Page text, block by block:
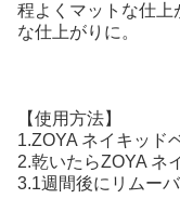
程よくマットな仕上
な仕上がりに。
【使用方法】
1.ZOYA ネイキッド
2.乾いたらZOYA ネ
3.1週間後にリムー